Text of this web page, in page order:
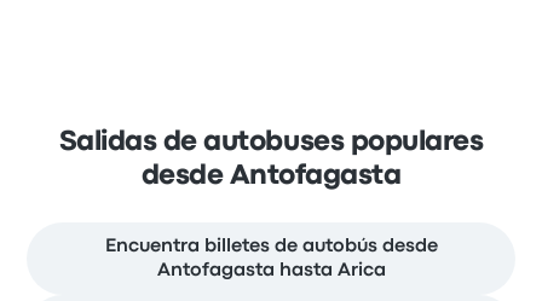
Salidas de autobuses populares
desde Antofagasta
Encuentra billetes de autobús desde
Antofagasta hasta Arica